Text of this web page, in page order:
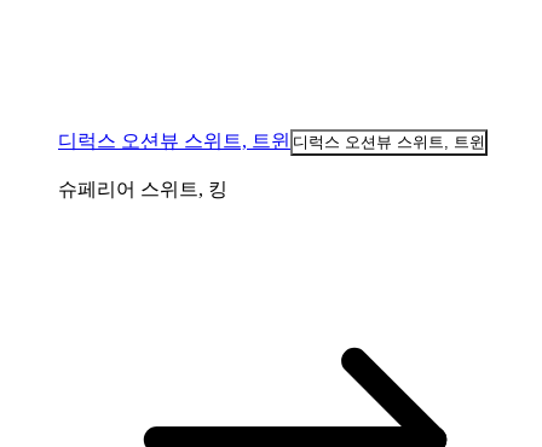
디럭스 오션뷰 스위트, 트윈 디럭스 오션뷰 스위트, 트윈
슈페리어 스위트, 킹